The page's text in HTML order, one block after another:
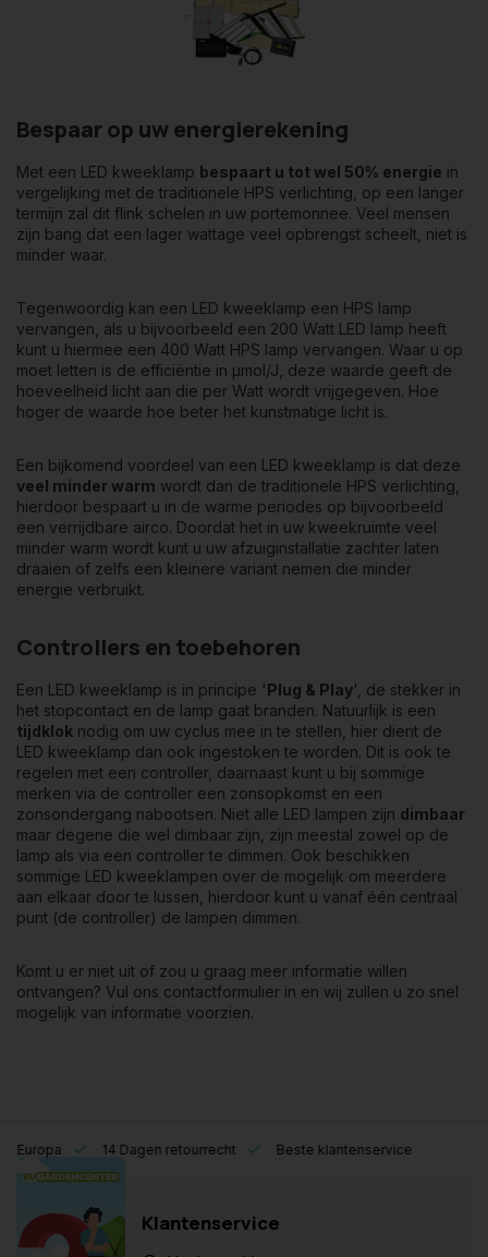
Bespaar op uw energierekening
Met een LED kweeklamp bespaart u tot wel 50% energie in
vergelijking met de traditionele HPS verlichting, op een langer
termijn zal dit flink schelen in uw portemonnee. Veel mensen
zijn bang dat een lager wattage veel opbrengst scheelt, niet is
minder waar.
Tegenwoordig kan een LED kweeklamp een HPS lamp
vervangen, als u bijvoorbeeld een 200 Watt LED lamp heeft
kunt u hiermee een 400 Watt HPS lamp vervangen. Waar u op
moet letten is de efficiëntie in µmol/J, deze waarde geeft de
hoeveelheid licht aan die per Watt wordt vrijgegeven. Hoe
hoger de waarde hoe beter het kunstmatige licht is.
Een bijkomend voordeel van een LED kweeklamp is dat deze
veel minder warm wordt dan de traditionele HPS verlichting,
hierdoor bespaart u in de warme periodes op bijvoorbeeld
een verrijdbare airco. Doordat het in uw kweekruimte veel
minder warm wordt kunt u uw afzuiginstallatie zachter laten
draaien of zelfs een kleinere variant nemen die minder
energie verbruikt.
Controllers en toebehoren
Een LED kweeklamp is in principe 'Plug & Play', de stekker in
het stopcontact en de lamp gaat branden. Natuurlijk is een
tijdklok nodig om uw cyclus mee in te stellen, hier dient de
LED kweeklamp dan ook ingestoken te worden. Dit is ook te
regelen met een controller, daarnaast kunt u bij sommige
merken via de controller een zonsopkomst en een
zonsondergang nabootsen. Niet alle LED lampen zijn dimbaar
maar degene die wel dimbaar zijn, zijn meestal zowel op de
lamp als via een controller te dimmen. Ook beschikken
sommige LED kweeklampen over de mogelijk om meerdere
aan elkaar door te lussen, hierdoor kunt u vanaf één centraal
punt (de controller) de lampen dimmen.
Komt u er niet uit of zou u graag meer informatie willen
ontvangen? Vul ons contactformulier in en wij zullen u zo snel
mogelijk van informatie voorzien.
Europa 14 Dagen retourrecht Beste klantenservice
Klantenservice